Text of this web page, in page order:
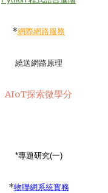
*網際網路服務
繞送網路原理
AIoT探索微學分
*專題研究(一)
*物聯網系統實務